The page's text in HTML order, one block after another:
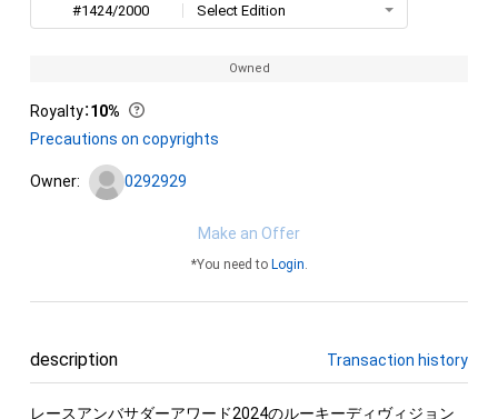
#1424/2000 Select Edition
Owned
Royalty：10%
Precautions on copyrights
Owner: 0292929
Make an Offer
*You need to Login.
description Transaction history
レースアンバサダーアワード2024のルーキーディヴィジョン